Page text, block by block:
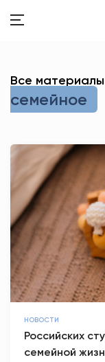
Все
семейное
НОВОСТИ
Российских
семейной